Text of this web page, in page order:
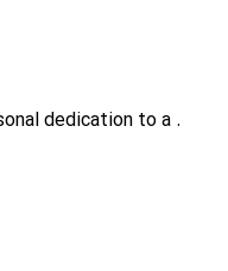
dedication to a